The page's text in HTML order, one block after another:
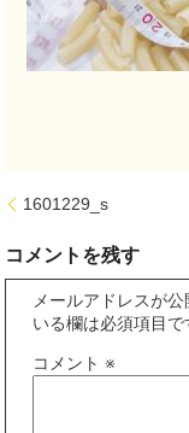
1601229_s
コメントを残す
メールアドレスが公
いる欄は必須項目で
コメント ※